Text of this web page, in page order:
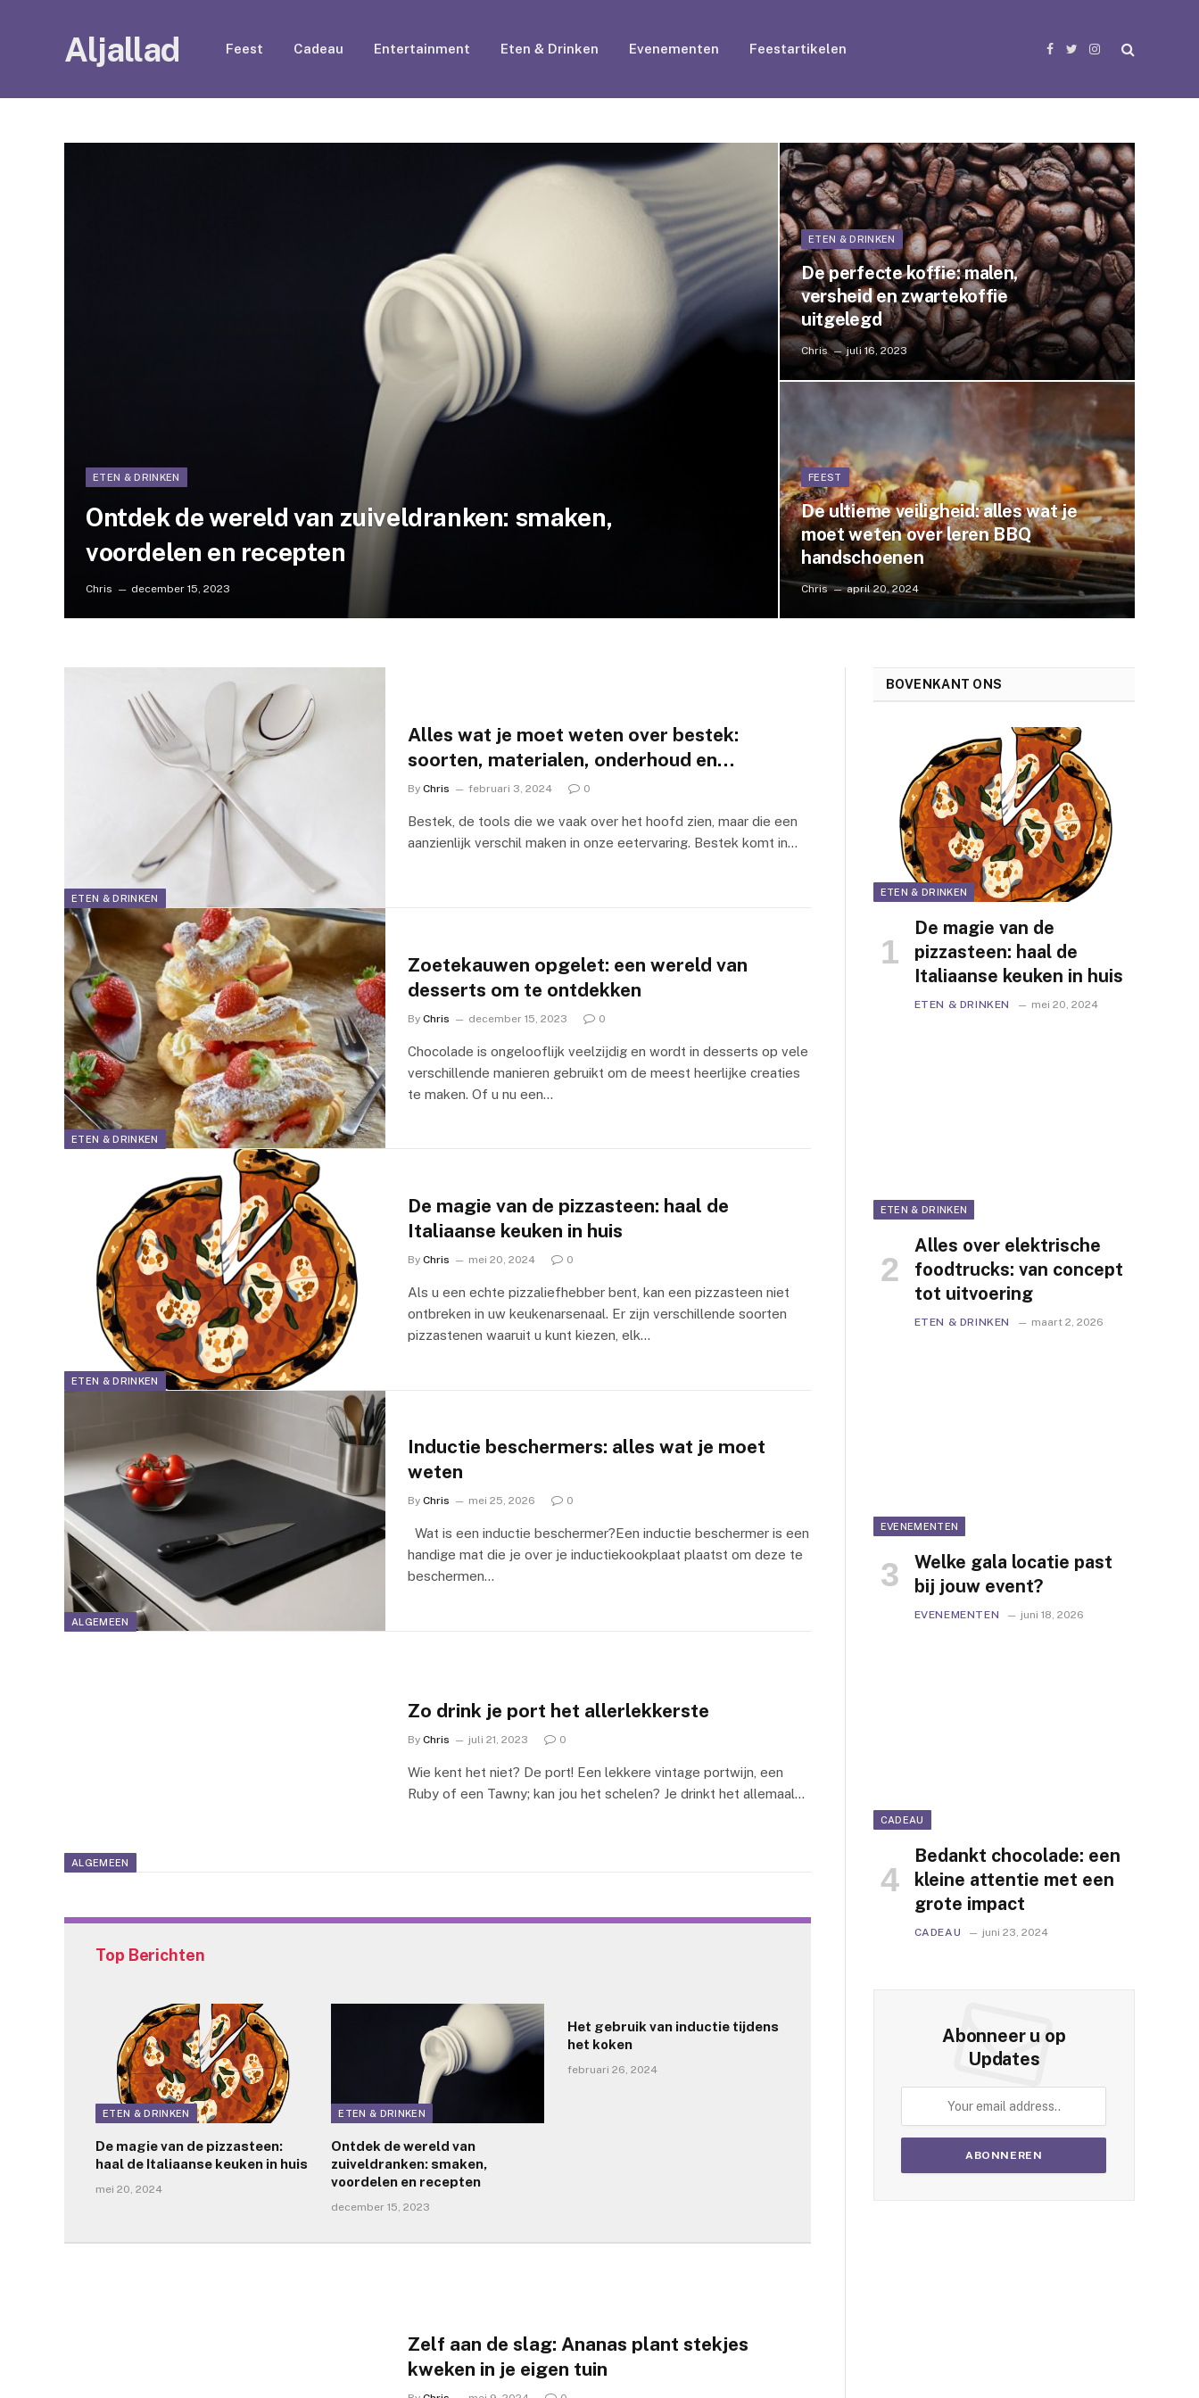
Aljallad Feest Cadeau Entertainment Eten & Drinken Evenementen Feestartikelen
Facebook
TwitterInstagram
ETEN & DRINKEN
Ontdek de wereld van zuiveldranken: smaken,
voordelen en recepten
Chris december 15, 2023
ETEN & DRINKEN
De perfecte koffie: malen,
versheid en zwartekoffie
uitgelegd
Chris juli 16, 2023
FEEST
De ultieme veiligheid: alles wat je
moet weten over leren BBQ
handschoenen
Chris april 20, 2024
ETEN & DRINKEN
Alles wat je moet weten over bestek:
soorten, materialen, onderhoud en
geschiedenis
By Chris februari 3, 2024 0
Bestek, de tools die we vaak over het hoofd zien, maar die een
aanzienlijk verschil maken in onze eetervaring. Bestek komt in…
ETEN & DRINKEN
Zoetekauwen opgelet: een wereld van
desserts om te ontdekken
By Chris december 15, 2023 0
Chocolade is ongelooflijk veelzijdig en wordt in desserts op vele
verschillende manieren gebruikt om de meest heerlijke creaties
te maken. Of u nu een…
ETEN & DRINKEN
De magie van de pizzasteen: haal de
Italiaanse keuken in huis
By Chris mei 20, 2024 0
Als u een echte pizzaliefhebber bent, kan een pizzasteen niet
ontbreken in uw keukenarsenaal. Er zijn verschillende soorten
pizzastenen waaruit u kunt kiezen, elk…
ALGEMEEN
Inductie beschermers: alles wat je moet
weten
By Chris mei 25, 2026 0
Wat is een inductie beschermer?Een inductie beschermer is een
handige mat die je over je inductiekookplaat plaatst om deze te
beschermen…
ALGEMEEN
Zo drink je port het allerlekkerste
By Chris juli 21, 2023 0
Wie kent het niet? De port! Een lekkere vintage portwijn, een
Ruby of een Tawny; kan jou het schelen? Je drinkt het allemaal…
Top Berichten
ETEN & DRINKEN
De magie van de pizzasteen:
haal de Italiaanse keuken in huis
mei 20, 2024
ETEN & DRINKEN
Ontdek de wereld van
zuiveldranken: smaken,
voordelen en recepten
december 15, 2023
Het gebruik van inductie tijdens
het koken
februari 26, 2024
Zelf aan de slag: Ananas plant stekjes
kweken in je eigen tuin
BOVENKANT ONS
ETEN & DRINKEN
De magie van de
pizzasteen: haal de
Italiaanse keuken in huis
ETEN & DRINKEN mei 20, 2024
ETEN & DRINKEN
Alles over elektrische
foodtrucks: van concept
tot uitvoering
ETEN & DRINKEN maart 2, 2026
EVENEMENTEN
Welke gala locatie past
bij jouw event?
EVENEMENTEN juni 18, 2026
CADEAU
Bedankt chocolade: een
kleine attentie met een
grote impact
CADEAU juni 23, 2024
Abonneer u op
Updates